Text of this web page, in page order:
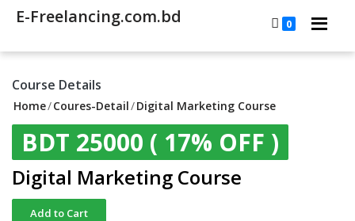
E-Freelancing.com.bd 0
Course Details
Home/Coures-Detail/Digital Marketing Course
BDT 25000 ( 17% OFF )
Digital Marketing Course
Add to Cart